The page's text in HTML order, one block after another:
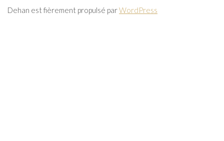
Dehan est fièrement propulsé parWordPress